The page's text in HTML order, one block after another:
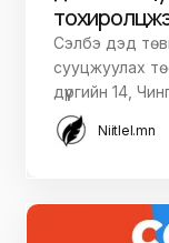
Сэлбэ дэд
сууцжуулах
дүүргийн 14,
Niitlel.mn